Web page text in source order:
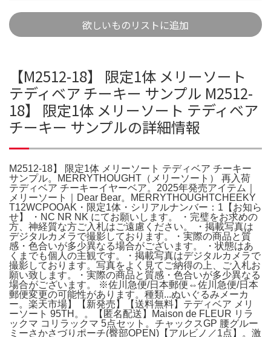
欲しいものリストに追加
【M2512-18】 限定1体 メリーソート
テディベア チーキー サンプル M2512-
18】 限定1体 メリーソート テディベア
チーキー サンプルの詳細情報
M2512-18】 限定1体 メリーソート テディベア チーキー
サンプル。MERRYTHOUGHT（メリーソート） 再入荷
テディベア チーキーイヤーベア。2025年発売アイテム｜
メリーソート｜Dear Bear。MERRYTHOUGHTCHEEKY
T12WCPOOAK・限定1体・シリアルナンバー：1【お知ら
せ】 ・NC NR NK にてお願いします。 ・完璧をお求めの
方、神経質な方ご入札はご遠慮ください。 ・掲載写真は
デジタルカメラで撮影しております。・実際の商品と質
感・色合いが多少異なる場合がございます。 ・状態はあ
くまでも個人の主観です。・掲載写真はデジタルカメラで
撮影しております。写真をよく見てご納得の上、ご入札お
願い致します。・実際の商品と質感・色合いが多少異なる
場合がございます。 ※佐川急便/日本郵便⇔佐川急便/日本
郵便変更の可能性があります。種類...ぬいぐるみメーカ
ー。楽天市場】【新発売】【送料無料】テディベア メリ
ーソート 95TH。。【匿名配送】Maison de FLEUR リラ
ックマ コリラックマ 5点セット。チャックスGP 腰グルー
ミーさかさづりポーチ(臀部OPEN)【アルビノ／1点】。激